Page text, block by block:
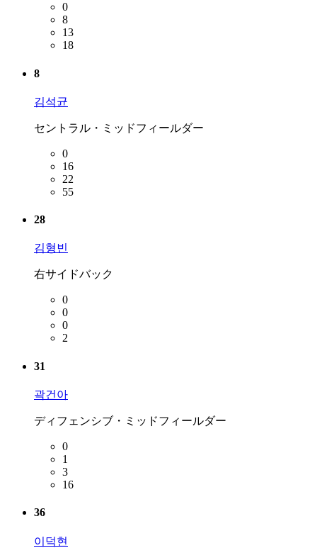
0
8
13
18
8
김석균
セントラル・ミッドフィールダー
0
16
22
55
28
김형빈
右サイドバック
0
0
0
2
31
곽건아
ディフェンシブ・ミッドフィールダー
0
1
3
16
36
이덕현